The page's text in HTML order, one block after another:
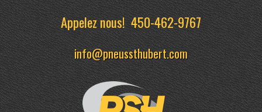
Appelez nous!450-462-9767
info@pneussthubert.com